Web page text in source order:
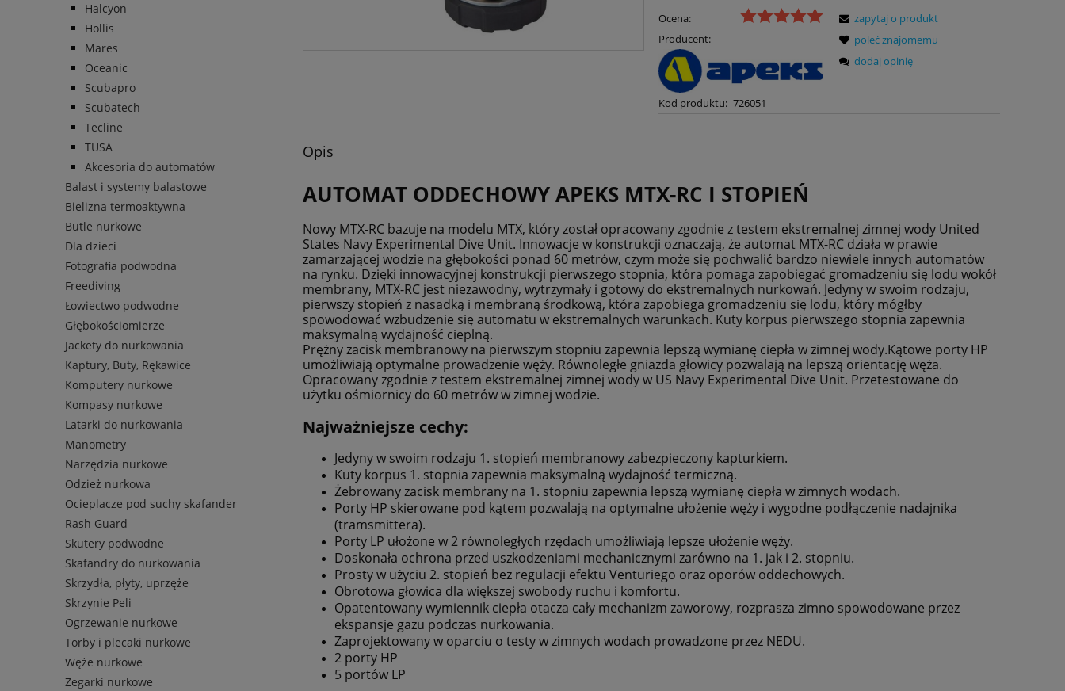
Halcyon
Hollis
Mares
Oceanic
Scubapro
Scubatech
Tecline
TUSA
Akcesoria do automatów
Balast i systemy balastowe
Bielizna termoaktywna
Butle nurkowe
Dla dzieci
Fotografia podwodna
Freediving
Łowiectwo podwodne
Głębokościomierze
Jackety do nurkowania
Kaptury, Buty, Rękawice
Komputery nurkowe
Kompasy nurkowe
Latarki do nurkowania
Manometry
Narzędzia nurkowe
Odzież nurkowa
Ocieplacze pod suchy skafander
Rash Guard
Skutery podwodne
Skafandry do nurkowania
Skrzydła, płyty, uprzęże
Skrzynie Peli
Ogrzewanie nurkowe
Torby i plecaki nurkowe
Węże nurkowe
Zegarki nurkowe
Ocena:
Producent:
Kod produktu: 726051
zapytaj o produkt
poleć znajomemu
dodaj opinię
Opis
AUTOMAT ODDECHOWY APEKS MTX-RC I STOPIEŃ
Nowy MTX-RC bazuje na modelu MTX, który został opracowany zgodnie z testem ekstremalnej zimnej wody United
States Navy Experimental Dive Unit. Innowacje w konstrukcji oznaczają, że automat MTX-RC działa w prawie
zamarzającej wodzie na głębokości ponad 60 metrów, czym może się pochwalić bardzo niewiele innych automatów
na rynku. Dzięki innowacyjnej konstrukcji pierwszego stopnia, która pomaga zapobiegać gromadzeniu się lodu wokół
membrany, MTX-RC jest niezawodny, wytrzymały i gotowy do ekstremalnych nurkowań. Jedyny w swoim rodzaju,
pierwszy stopień z nasadką i membraną środkową, która zapobiega gromadzeniu się lodu, który mógłby
spowodować wzbudzenie się automatu w ekstremalnych warunkach. Kuty korpus pierwszego stopnia zapewnia
maksymalną wydajność cieplną.
Prężny zacisk membranowy na pierwszym stopniu zapewnia lepszą wymianę ciepła w zimnej wody.Kątowe porty HP
umożliwiają optymalne prowadzenie węży. Równoległe gniazda głowicy pozwalają na lepszą orientację węża.
Opracowany zgodnie z testem ekstremalnej zimnej wody w US Navy Experimental Dive Unit. Przetestowane do
użytku ośmiornicy do 60 metrów w zimnej wodzie.
Najważniejsze cechy:
Jedyny w swoim rodzaju 1. stopień membranowy zabezpieczony kapturkiem.
Kuty korpus 1. stopnia zapewnia maksymalną wydajność termiczną.
Żebrowany zacisk membrany na 1. stopniu zapewnia lepszą wymianę ciepła w zimnych wodach.
Porty HP skierowane pod kątem pozwalają na optymalne ułożenie węży i wygodne podłączenie nadajnika
(tramsmittera).
Porty LP ułożone w 2 równoległych rzędach umożliwiają lepsze ułożenie węży.
Doskonała ochrona przed uszkodzeniami mechanicznymi zarówno na 1. jak i 2. stopniu.
Prosty w użyciu 2. stopień bez regulacji efektu Venturiego oraz oporów oddechowych.
Obrotowa głowica dla większej swobody ruchu i komfortu.
Opatentowany wymiennik ciepła otacza cały mechanizm zaworowy, rozprasza zimno spowodowane przez
ekspansje gazu podczas nurkowania.
Zaprojektowany w oparciu o testy w zimnych wodach prowadzone przez NEDU.
2 porty HP
5 portów LP